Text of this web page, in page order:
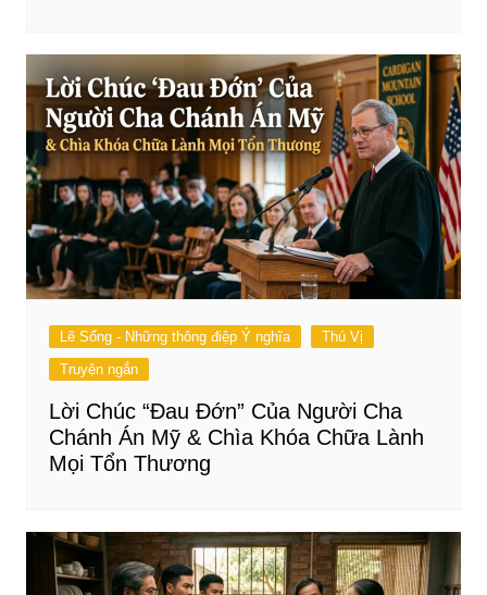
Lẽ Sống - Những thông điệp Ý nghĩa
Thú Vị
Truyện ngắn
Lời Chúc “Đau Đớn” Của Người Cha
Chánh Án Mỹ & Chìa Khóa Chữa Lành
Mọi Tổn Thương